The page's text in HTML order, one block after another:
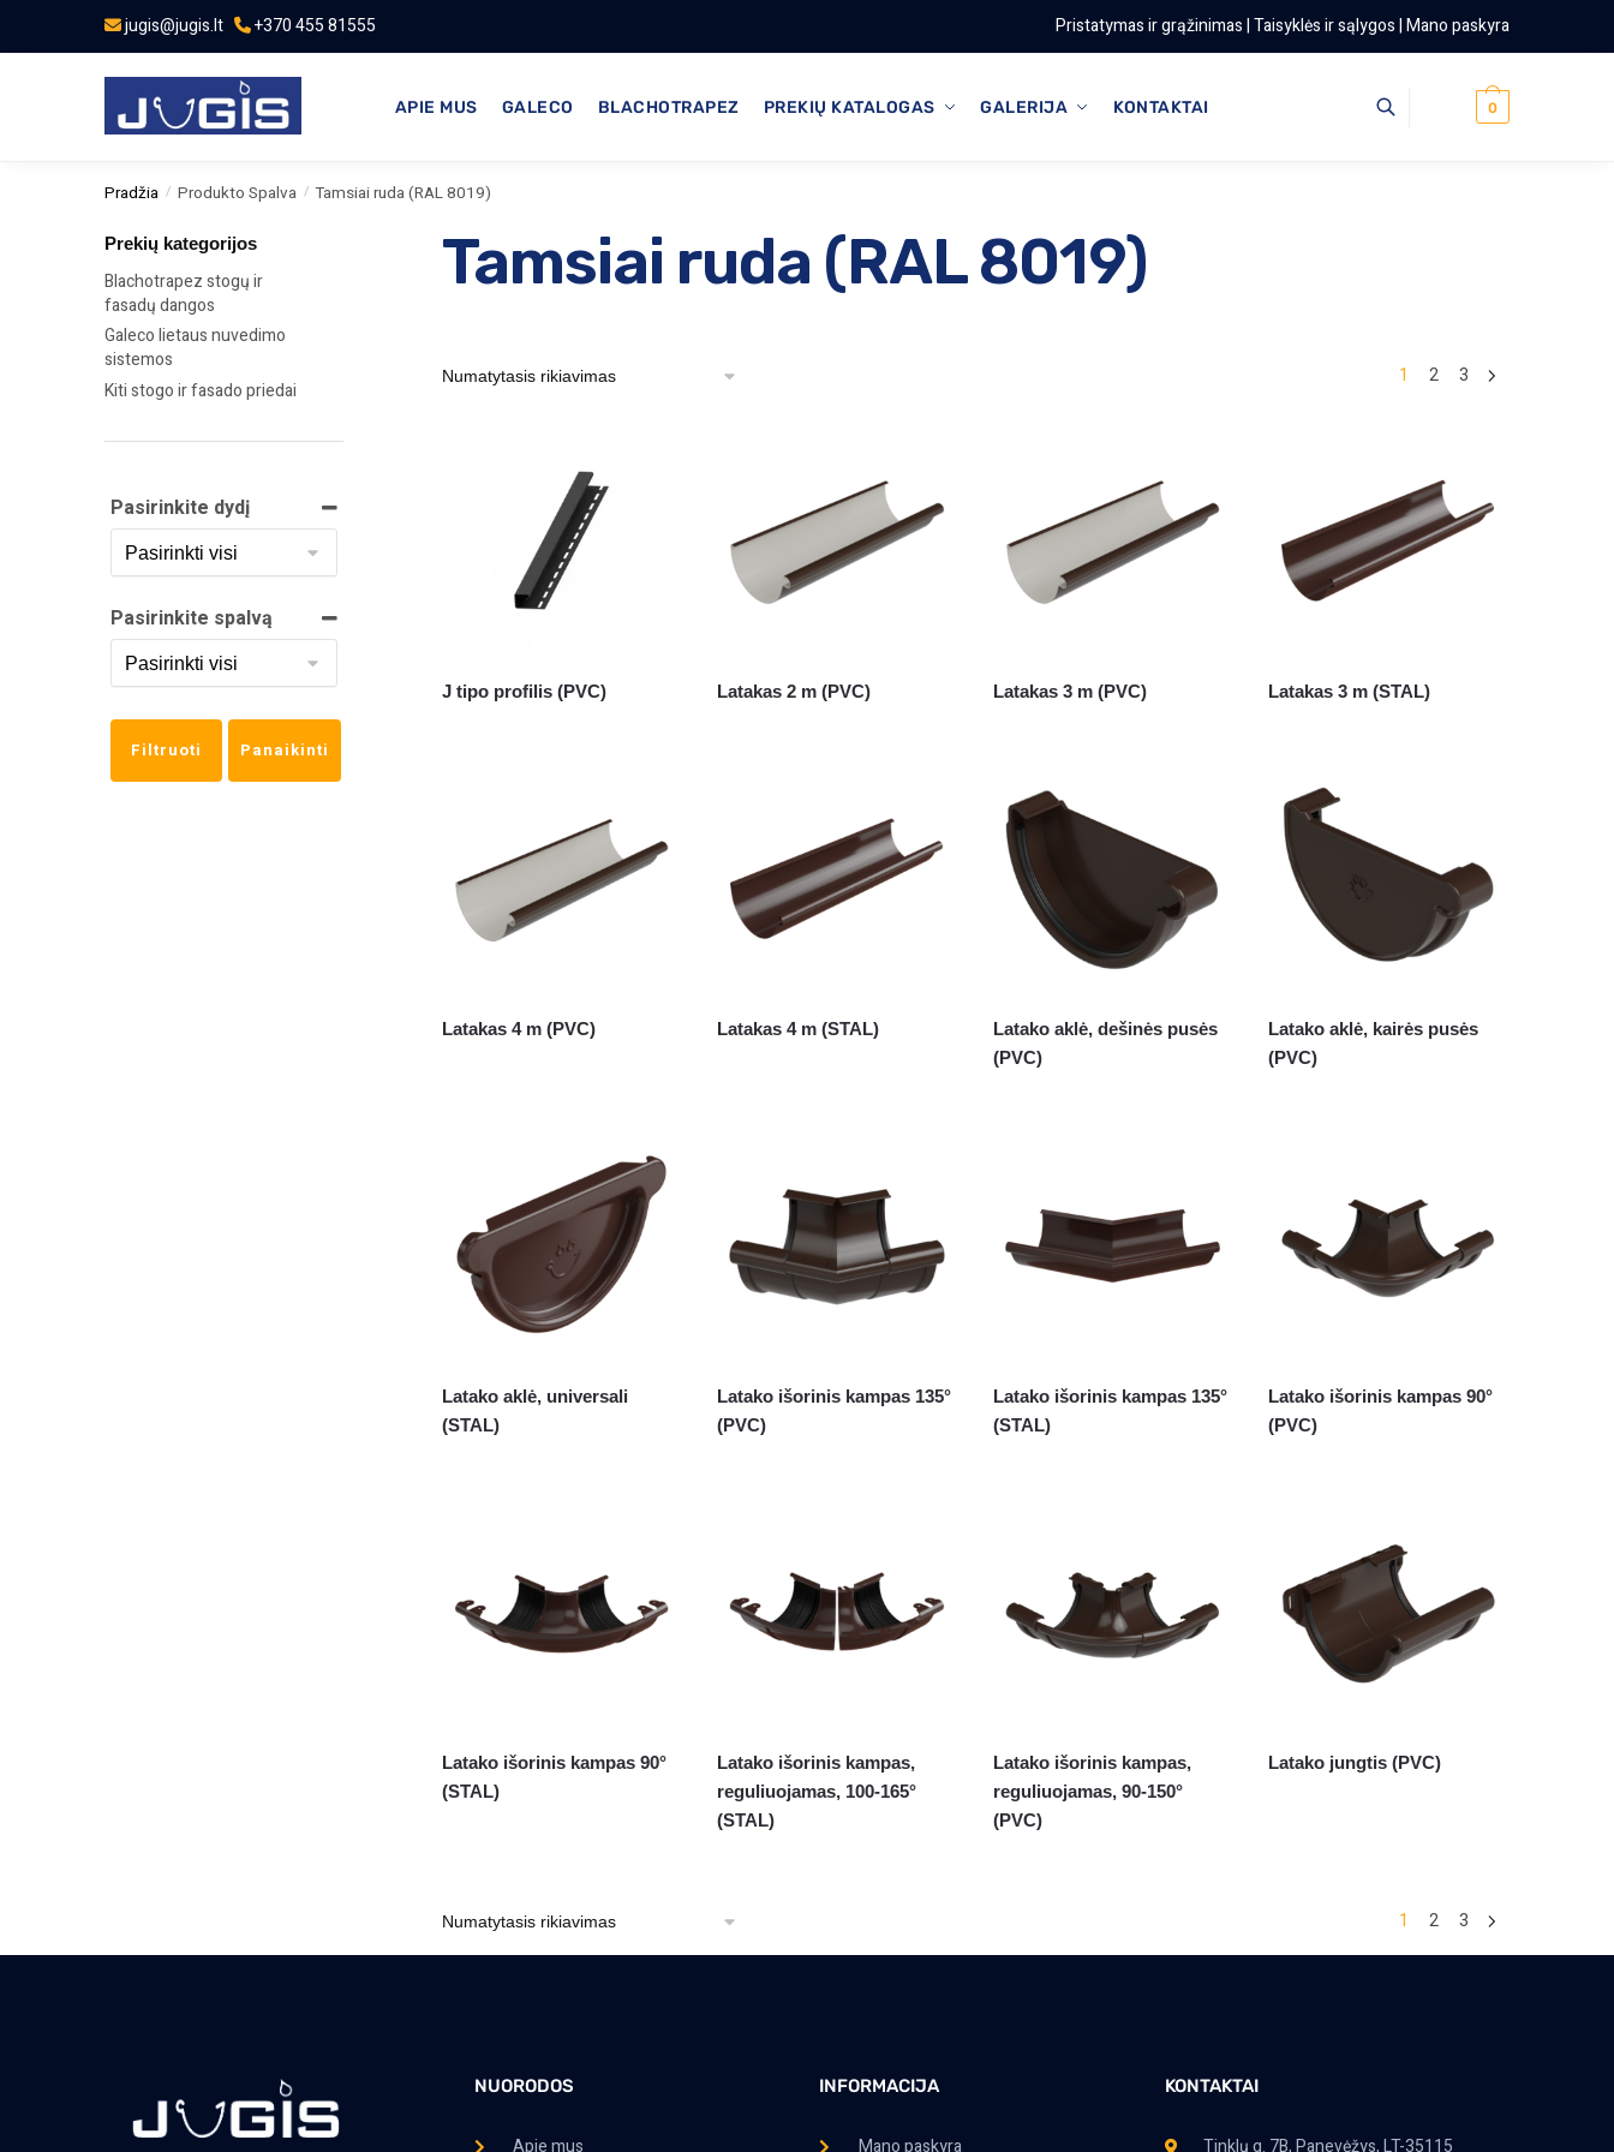
jugis@jugis.lt +370 455 81555 Pristatymas ir grąžinimas|Taisyklės ir sąlygos|Mano paskyra
APIE MUS GALECO BLACHOTRAPEZ PREKIŲ KATALOGAS GALERIJA KONTAKTAI 0
Pradžia / Produkto Spalva / Tamsiai ruda (RAL 8019)
Tamsiai ruda (RAL 8019)
1 2 3
J tipo profilis (PVC) Latakas 2 m (PVC) Latakas 3 m (PVC) Latakas 3 m (STAL)
Latakas 4 m (PVC) Latakas 4 m (STAL)
Latako aklė, dešinės pusės
(PVC)
Latako aklė, kairės pusės
(PVC)
Latako aklė, universali
(STAL)
Latako išorinis kampas 135°
(PVC)
Latako išorinis kampas 135°
(STAL)
Latako išorinis kampas 90°
(PVC)
Latako išorinis kampas 90°
(STAL)
Latako išorinis kampas,
reguliuojamas, 100-165°
(STAL)
Latako išorinis kampas,
reguliuojamas, 90-150°
(PVC)
Latako jungtis (PVC)
1 2 3
Prekių kategorijos
Blachotrapez stogų ir
fasadų dangos
Galeco lietaus nuvedimo
sistemos
Kiti stogo ir fasado priedai
Pasirinkite dydį
Pasirinkite spalvą
Filtruoti Panaikinti
NUORODOS
Apie mus
INFORMACIJA
Mano paskyra
KONTAKTAI
Tinklų g. 7B, Panevėžys, LT-35115